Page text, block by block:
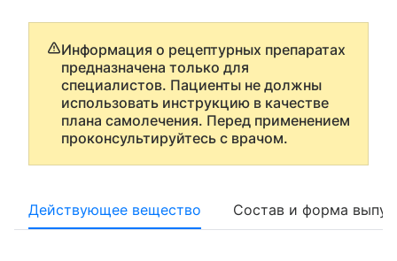
Информация о рецептурных препаратах
предназначена только для
специалистов. Пациенты не должны
использовать инструкцию в качестве
плана самолечения. Перед применением
проконсультируйтесь с врачом.
Действующее вещество Состав и форма